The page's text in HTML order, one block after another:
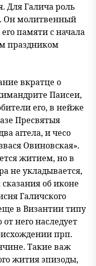
Для Галича роль
Он молитвенный
памяти с начала
праздником
вкратце о
Паисеи,
его, в нейже
Пресвятыя
аггела, и чесо
Овиновская».
житием, но в
не укладывается,
об иконе
Галичского
в Византии типу
него наследует
прп.
Такие важ
жития эпизоды,